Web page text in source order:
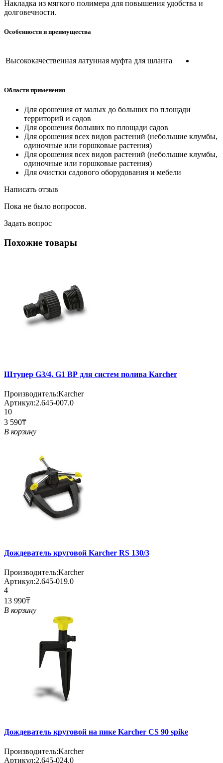
Накладка из мягкого полимера для повышения удобства и
долговечности.
Особенности и преимущества
Высококачественная латунная муфта для шланга
Области применения
Для орошения от малых до больших по площади
территорий и садов
Для орошения больших по площади садов
Для орошения всех видов растений (небольшие клумбы,
одиночные или горшковые растения)
Для орошения всех видов растений (небольшие клумбы,
одиночные или горшковые растения)
Для очистки садового оборудования и мебели
Написать отзыв
Пока не было вопросов.
Задать вопрос
Похожие товары
Штуцер G3/4, G1 ВР для систем полива Karcher
Производитель:Karcher
Артикул:2.645-007.0
10
3 590₸
В корзину
Дождеватель круговой Karcher RS 130/3
Производитель:Karcher
Артикул:2.645-019.0
4
13 990₸
В корзину
Дождеватель круговой на пике Karcher CS 90 spike
Производитель:Karcher
Артикул:2.645-024.0